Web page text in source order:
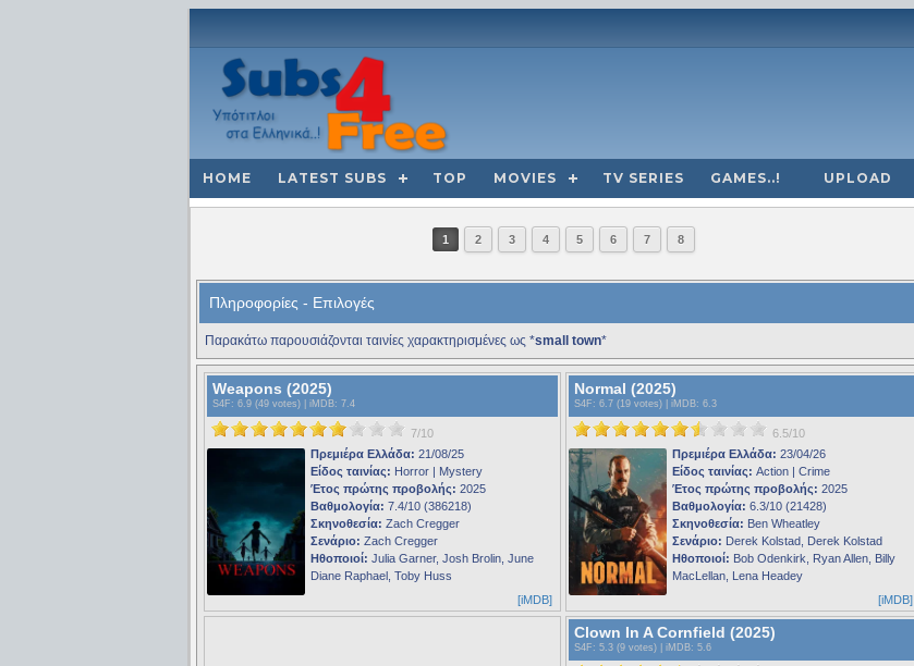
HOME LATEST SUBS TOP MOVIES TV SERIES GAMES..! UPLOAD
1 2 3 4 5 6 7 8
Πληροφορίες - Επιλογές
Παρακάτω παρουσιάζονται ταινίες χαρακτηρισμένες ως *small town*
Weapons (2025)
S4F : 6.9 (49 votes) | iMDB: 7.4
7/10
Πρεμιέρα Ελλάδα: 21/08/25
Είδος ταινίας: Horror | Mystery
Έτος πρώτης προβολής: 2025
Βαθμολογία: 7.4/10 (386218)
Σκηνοθεσία: Zach Cregger
Σενάριο: Zach Cregger
Ηθοποιοί: Julia Garner, Josh Brolin, June
Diane Raphael, Toby Huss
[iMDB]
Normal (2025)
S4F : 6.7 (19 votes) | iMDB: 6.3
6.5/10
Πρεμιέρα Ελλάδα: 23/04/26
Είδος ταινίας: Action | Crime
Έτος πρώτης προβολής: 2025
Βαθμολογία: 6.3/10 (21428)
Σκηνοθεσία: Ben Wheatley
Σενάριο: Derek Kolstad, Derek Kolstad
Ηθοποιοί: Bob Odenkirk, Ryan Allen, Billy
MacLellan, Lena Headey
[iMDB]
Clown In A Cornfield (2025)
S4F : 5.3 (9 votes) | iMDB: 5.6